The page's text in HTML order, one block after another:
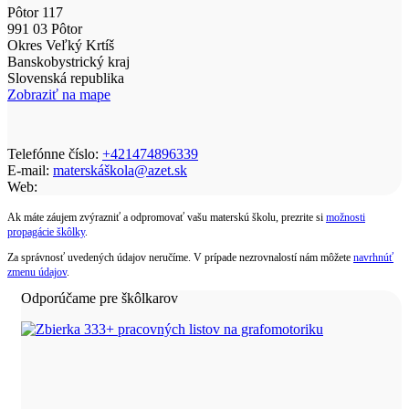
Pôtor 117
991 03 Pôtor
Okres Veľký Krtíš
Banskobystrický kraj
Slovenská republika
Zobraziť na mape
Telefónne číslo: +421474896339
E-mail: materskáškola@azet.sk
Web:
Ak máte záujem zvýrazniť a odpromovať vašu materskú školu, prezrite si možnosti
propagácie škôlky.
Za správnosť uvedených údajov neručíme. V prípade nezrovnalostí nám môžete navrhnúť
zmenu údajov.
Odporúčame pre škôlkarov